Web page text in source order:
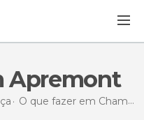
Apremont
O que fazer em Champanha-Ardenas